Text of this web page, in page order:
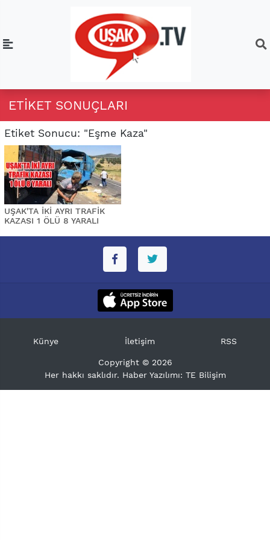
ETIKET SONUÇLARI
Etiket Sonucu: "Eşme Kaza"
UŞAK'TA İKİ AYRI TRAFİK
KAZASI 1 ÖLÜ 8 YARALI
Künye İletişim RSS
Copyright © 2026
Her hakkı saklıdır. Haber Yazılımı: TE Bilişim